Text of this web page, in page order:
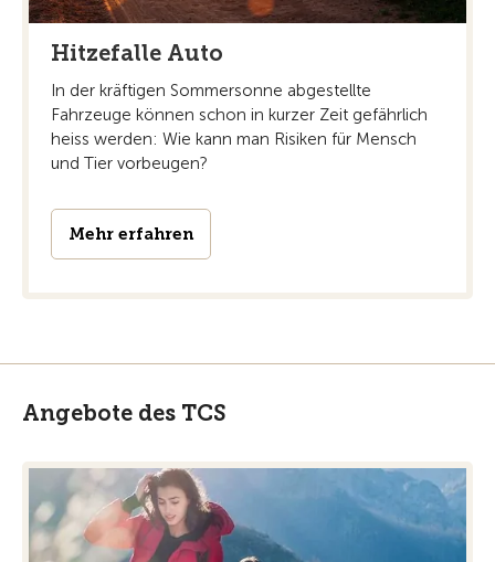
Hitzefalle Auto
In der kräftigen Sommersonne abgestellte
Fahrzeuge können schon in kurzer Zeit gefährlich
heiss werden: Wie kann man Risiken für Mensch
und Tier vorbeugen?
Mehr erfahren
Angebote des TCS